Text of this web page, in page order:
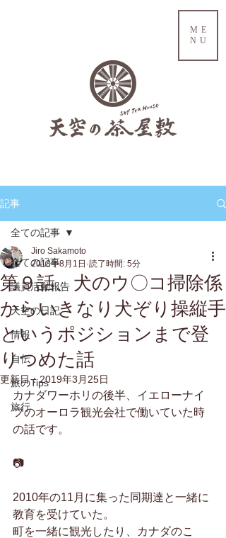
ME
NU
記事
全ての記事
議員活動報告
天空の日記
情報
自伝
旅のTips
旅行
全ての記事
第９話、犬のウ〇コ掃除係
からいきなり犬ぞり操縦手
というポジションまで登
りつめた話
Jiro Sakamoto
2018年8月1日 読了時間: 5分
更新日：2019年3月25日
カナダワーホリの後半、イエローナイ
フのオーロラ観光会社で働いていた時
の話です。
📷
2010年の11月に集った同期達と一緒に
教育を受けていた。
町を一緒に観光したり、カナダのこ